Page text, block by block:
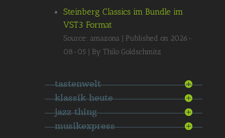
Steinberg Classics im Bundle im
VST3 Format
Source: amazona
Published on 2026-
08-05
By Thilo Goldschmitz
tastenwelt
klassik heute
jazz thing
musikexpress